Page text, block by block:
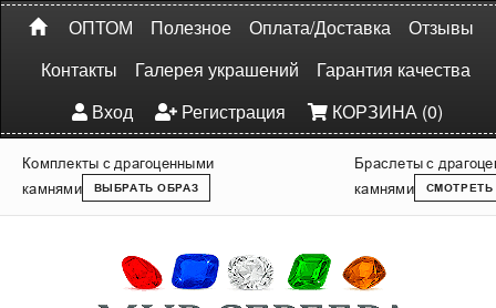
ОПТОМ Полезное Оплата/Доставка
Отзывы
Контакты
Галерея украшений
Гарантия качества
Вход
Регистрация КОРЗИНА (0)
Комплекты с драгоценными
камнями
ВЫБРАТЬ ОБРАЗ
Браслеты с
камнями
СМОТРЕТЬ